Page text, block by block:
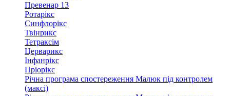
Превенар 13
Ротарікс
Синфлорікс
Твінрикс
Тетраксім
Церварикс
Інфанрікс
Пріорікс
Річна програма спостереження Малюк під контролем
(максі)